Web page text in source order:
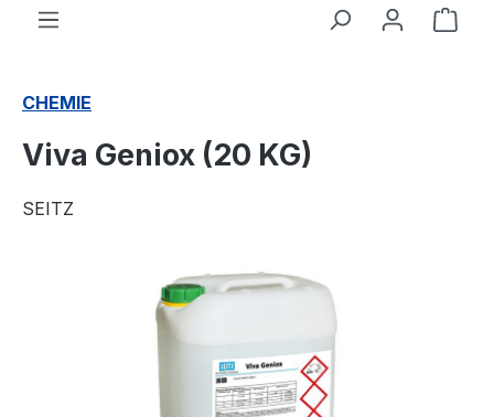
CHEMIE
Viva Geniox (20 KG)
SEITZ
Bildergalerie überspringen